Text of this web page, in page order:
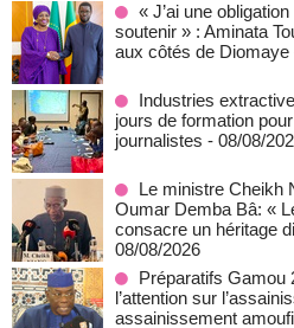
« J’ai une
soutenir » : Aminata
aux côtés de Diomaye
Industries
jours de formation
journalistes - 08/08/
Le ministre Cheikh
Oumar Demba Bâ: «
consacre un héritage
08/08/2026
Préparatifs Gamou
l’attention sur
assainissement